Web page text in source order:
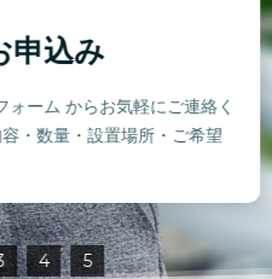
申込み
ォーム からお気軽にご連絡く
・数量・設置場所・ご希望
4 5